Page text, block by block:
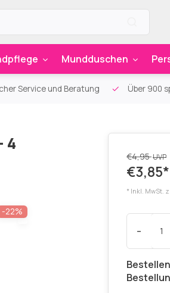
Mundduschen
Service und Beratung Über 900
4
-22%
€4,95UVP
€3,85*
* Inkl. MwSt.
-